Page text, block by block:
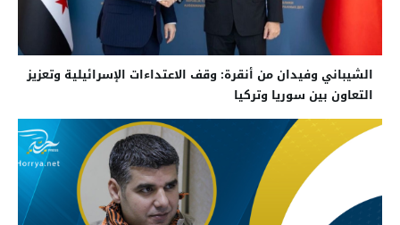
الشيباني وفيدان من أنقرة: وقف الاعتداءات الإسرائيلية وتعزيز
التعاون بين سوريا وتركيا